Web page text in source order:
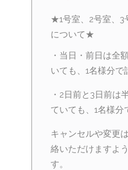
★1号室、2号室、3
について★
・当日・前日は全
いても、1名様分で
・2日前と3日前は
ていても、1名様分
キャンセルや変更
絡いただけますよ
す。